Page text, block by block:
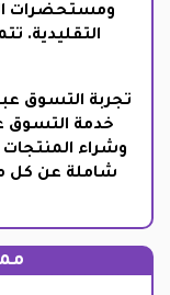
ومستحضرات
التقليدية.
تجربة التسوق
خدمة التسوق
وشراء
شاملة عن كل